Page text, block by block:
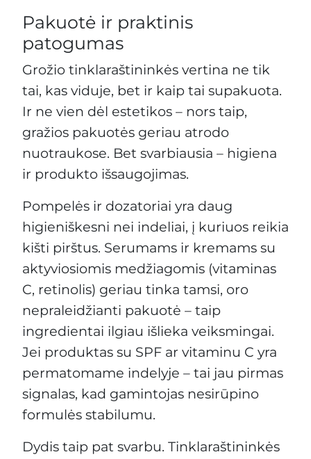
Pakuotė ir praktinis
patogumas
Grožio tinklaraštininkės vertina ne tik
tai, kas viduje, bet ir kaip tai supakuota.
Ir ne vien dėl estetikos – nors taip,
gražios pakuotės geriau atrodo
nuotraukose. Bet svarbiausia – higiena
ir produkto išsaugojimas.
Pompelės ir dozatoriai yra daug
higieniškesni nei indeliai, į kuriuos reikia
kišti pirštus. Serumams ir kremams su
aktyviosiomis medžiagomis (vitaminas
C, retinolis) geriau tinka tamsi, oro
nepraleidžianti pakuotė – taip
ingredientai ilgiau išlieka veiksmingai.
Jei produktas su SPF ar vitaminu C yra
permatomame indelyje – tai jau pirmas
signalas, kad gamintojas nesirūpino
formulės stabilumu.
Dydis taip pat svarbu. Tinklaraštininkės